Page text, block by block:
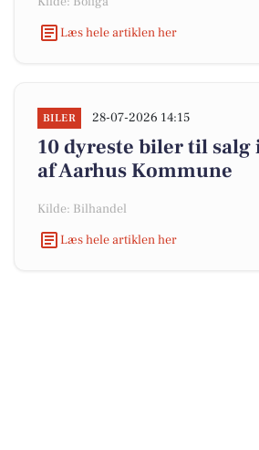
Læs hele artiklen her
BILER 28-07-2026 14:15
10 dyreste biler til
af Aarhus Kommune
Kilde: Bilhandel
Læs hele artiklen her